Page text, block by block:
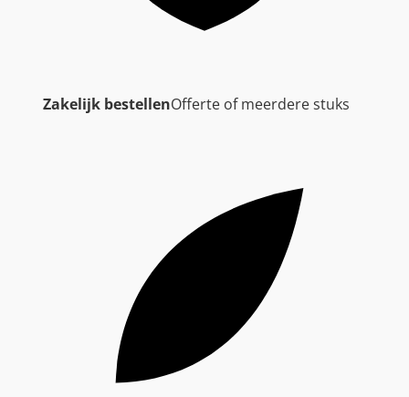
Zakelijk bestellenOfferte of meerdere stuks